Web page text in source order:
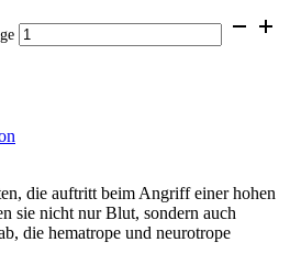
die auftritt beim Angriff einer hohen
sie nicht nur Blut, sondern auch
die hematrope und neurotrope